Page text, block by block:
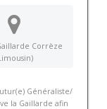
Corrèze
Généraliste/
la Gaillarde afin